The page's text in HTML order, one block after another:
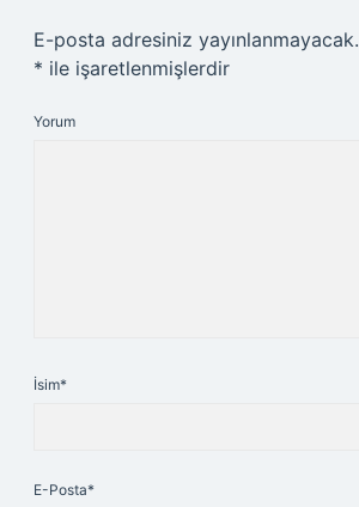
E-posta adresiniz yayınlanmayacak.
* ile işaretlenmişlerdir
Yorum
İsim*
E-Posta*